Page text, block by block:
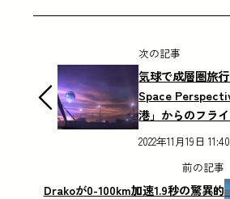
次の記事
気球で成層圏旅
Space
港」からのフラ
2022年11月19日 11:40
前の記事
Drakoが0-100km加速1.9秒の驚異的